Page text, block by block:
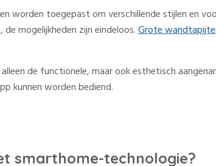
worden toegepast om verschillende stijlen en
mogelijkheden zijn eindeloos.Grote
de functionele, maar ook esthetisch
kunnen worden bediend.
smarthome-technologie?